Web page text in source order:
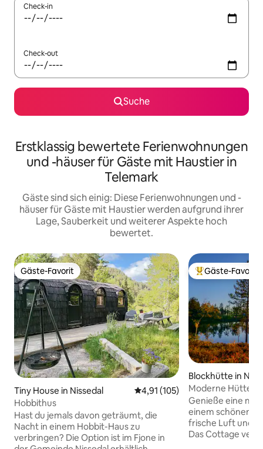
Check-in
Check-out
Suche
Erstklassig bewertete Ferienwohnungen
und -häuser für Gäste mit Haustier in
Telemark
Gäste sind sich einig: Diese Ferienwohnungen und -
häuser für Gäste mit Haustier werden aufgrund ihrer
Lage, Sauberkeit und weiterer Aspekte hoch
bewertet.
Gäste-Favorit
Gäste-Favorit
Tiny House in Nissedal Durchschnittliche Bewertung:
4,91 (105)
Hobbithus
Hast du jemals davon geträumt, die
Nacht in einem Hobbit-Haus zu
verbringen? Die Option ist im Fjone in
Beliebter Gäste-
Gäste-Favorit
Blockhütte in
Moderne
magischem
Genieße eine
einem schönen
frische Luft und
Das Cottage